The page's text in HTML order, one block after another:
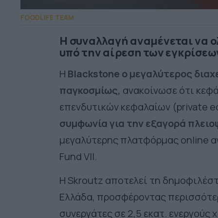
FOODLIFE TEAM
Η συναλλαγή αναμένεται να
υπό την αίρεση των
Η Blackstone ο μεγαλύτερος
παγκοσμίως, ανακοίνωσε ότι
επενδυτικών κεφαλαίων (private
συμφωνία για την εξαγορά
μεγαλύτερης πλατφόρμας online
Fund VII.
Η Skroutz αποτελεί τη
Ελλάδα, προσφέροντας
συνεργάτες σε 2,5 εκατ. ενεργούς